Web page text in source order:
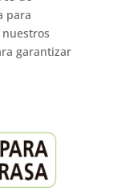
para
garantizar